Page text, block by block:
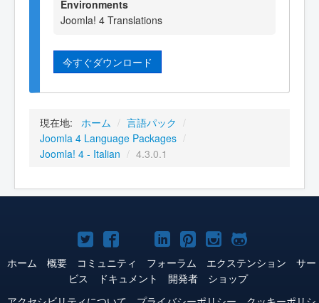
Environments
Joomla! 4 Translations
今すぐダウンロード
現在地: ホーム / 言語パック /
Joomla 4 Language Packages /
Joomla! 4 - Italian / 4.3.0.1
Joomla!
Twitter
Joomla!
Facebook
Joomla!
YouTube
Joomla!
LinkedIn
Joomla!
Pinterest
Joomla!
Instagram
Joomla!
GitHub
ホーム 概要 コミュニティ フォーラム エクステンション
サー
ビス
ドキュメント 開発者
ショップ